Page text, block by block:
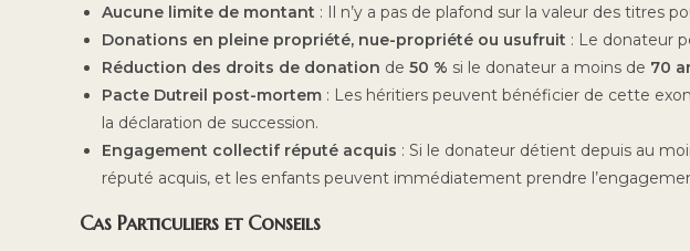
Aucune limite de montant : Il n’y a pas de plafond sur la valeur des titres
Donations en pleine propriété, nue-propriété ou usufruit : Le donateur
Réduction des droits de donation de 50 % si le donateur a moins de 70
Pacte Dutreil post-mortem : Les héritiers peuvent bénéficier de cette
la déclaration de succession.
Engagement collectif réputé acquis : Si le donateur détient depuis au
réputé acquis, et les enfants peuvent immédiatement prendre
Cas Particuliers et Conseils